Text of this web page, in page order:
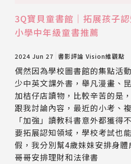
3Q寶貝童書館｜拓展孩子
小學中年級童書推薦
2024 Jun 27 書影評論 Vision維觀點
偶然因為學校圖書館的集點活
少中英文課外書，舉凡漫畫、
加桔仔店讀物，比較辛苦的是
跟我討論內容，最近的小考、
「加強」讀教科書意外都獲得
要拓展認知領域，學校考試也
假，我分別幫4歲妹妹安排身
哥哥安排理財和法律書